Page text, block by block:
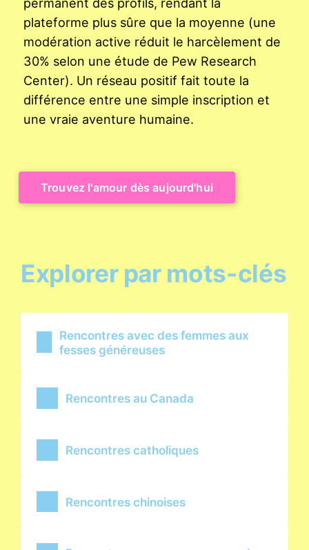
plateforme plus sûre que la moyenne (une
modération active réduit le harcèlement de
30% selon une étude de Pew Research
Center). Un réseau positif fait toute la
différence entre une simple inscription et
une vraie aventure humaine.
Trouvez l'amour dès aujourd'hui
Explorer par mots-clés
Rencontres avec des femmes aux
fesses généreuses
Rencontres au Canada
Rencontres catholiques
Rencontres chinoises